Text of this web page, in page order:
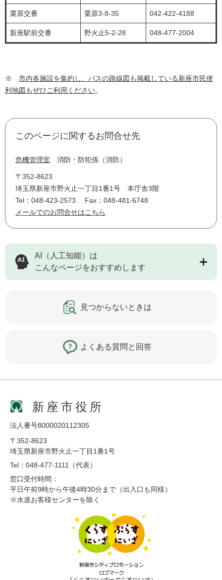
栗原交番 栗原3-8-35 042-422-4188
新座駅前交番 野火止5-2-28 048-477-2004
※ 市内各施設を集約し、バスの路線図も掲載している新座市民便
利地図もぜひご利用ください。
このページに関するお問合せ先
危機管理室 消防・防犯係（消防）
〒352-8623
埼玉県新座市野火止一丁目1番1号 本庁舎3階
Tel：048-423-2573
Fax：048-481-6748
メールでのお問合せはこちら
AI（人工知能）は
こんなページをおすすめします
見つからないときは
よくある質問と回答
新座市役所
法人番号8000020112305
〒352-8623
埼玉県新座市野火止一丁目1番1号
Tel：048-477-1111（代表）
窓口受付時間：
平日午前9時から午後4時30分まで（出入口も同様）
※水道お客様センターを除く